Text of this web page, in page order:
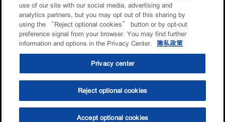
use of our site with our social media, advertising and
analytics partners, but you may opt out of this sharing by
using the “Reject optional cookies” button or by opt-out
preference signal from your browser. You may find further
information and options in the Privacy Center.
隐私政策
Privacy center
Reject optional cookies
Accept optional cookies